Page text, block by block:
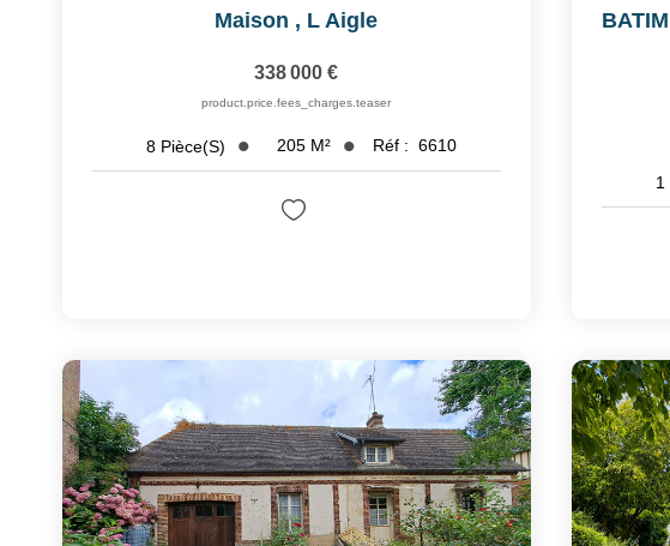
Maison , L Aigle
338 000 €
product.price.fees_charges.teaser
8 Pièce(s) 205 M² Réf : 6610
1